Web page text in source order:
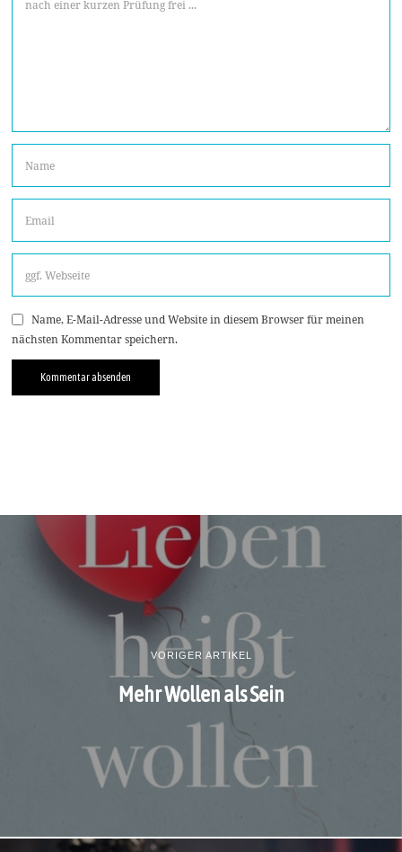
Name, E-Mail-Adresse und Website in diesem Browser für meinen
nächsten Kommentar speichern.
VORIGER ARTIKEL
Mehr Wollen als Sein